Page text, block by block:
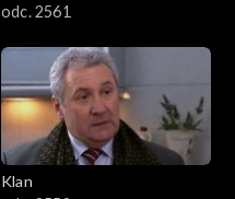
odc. 2561
Klan